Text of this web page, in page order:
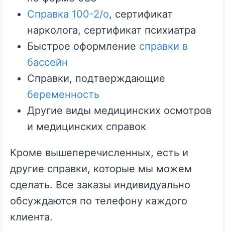
Справка 100-2/о, сертификат
нарколога, сертификат психиатра
Быстрое оформление справки в
бассейн
Справки, подтверждающие
беременность
Другие виды медицинских осмотров
и медицинских справок
Кроме вышеперечисленных, есть и
другие справки, которые мы можем
сделать. Все заказы индивидуально
обсуждаются по телефону каждого
клиента.